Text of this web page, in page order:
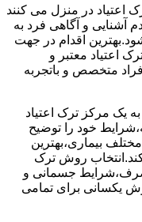
اعتیاد در منزل می کنند
آشنایی و آگاهی فرد به
اقدام در جهت
اعتیاد معتبر و
متخصص و باتجربه
به یک مرکز ترک اعتیاد
خود را توضیح
بیماری،بهترین
روش ترک
جسمانی و
یکسانی برای تمامی